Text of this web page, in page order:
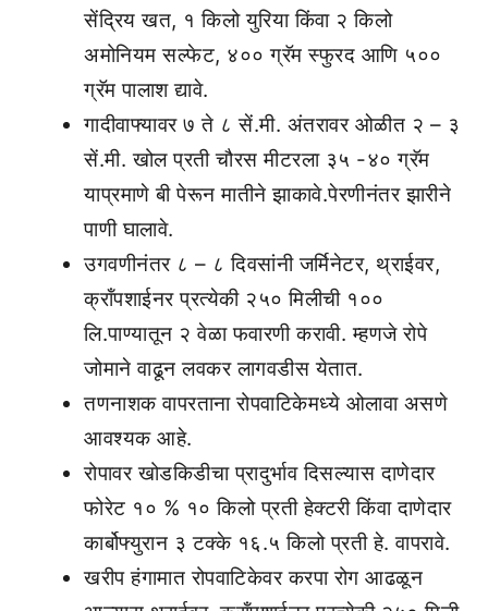
सेंद्रिय खत, १ किलो युरिया किंवा २ किलो
अमोनियम सल्फेट, ४०० ग्रॅम स्फुरद आणि ५००
ग्रॅम पालाश द्यावे.
गादीवाफ्यावर ७ ते ८ सें.मी. अंतरावर ओळीत २ – ३
सें.मी. खोल प्रती चौरस मीटरला ३५ -४० ग्रॅम
याप्रमाणे बी पेरून मातीने झाकावे.पेरणीनंतर झारीने
पाणी घालावे.
उगवणीनंतर ८ – ८ दिवसांनी जर्मिनेटर, थ्राईवर,
क्रॉंपशाईनर प्रत्येकी २५० मिलीची १००
लि.पाण्यातून २ वेळा फवारणी करावी. म्हणजे रोपे
जोमाने वाढून लवकर लागवडीस येतात.
तणनाशक वापरताना रोपवाटिकेमध्ये ओलावा असणे
आवश्यक आहे.
रोपावर खोडकिडीचा प्रादुर्भाव दिसल्यास दाणेदार
फोरेट १० % १० किलो प्रती हेक्टरी किंवा दाणेदार
कार्बोफ्युरान ३ टक्के १६.५ किलो प्रती हे. वापरावे.
खरीप हंगामात रोपवाटिकेवर करपा रोग आढळून